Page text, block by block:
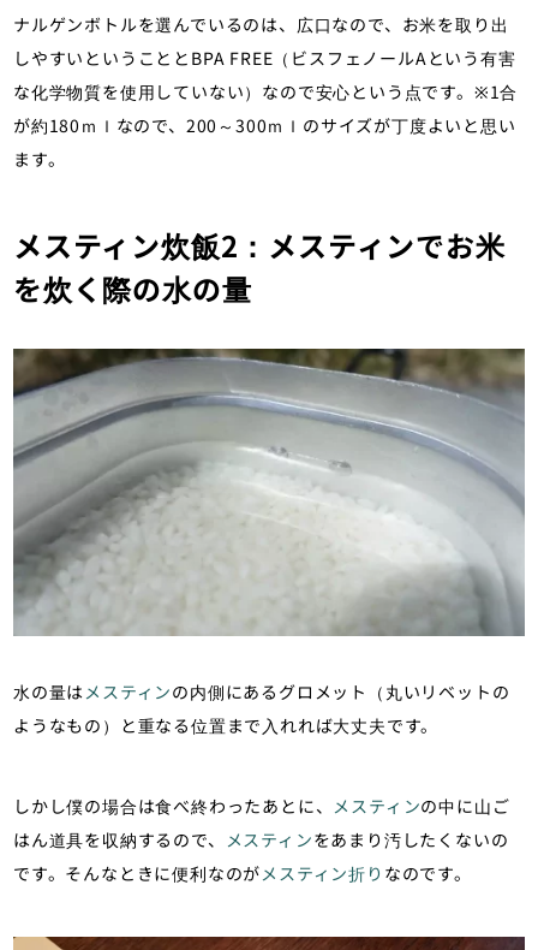
ナルゲンボトルを選んでいるのは、広口なので、お米を取り出
しやすいということとBPA FREE（ビスフェノールAという有害
な化学物質を使用していない）なので安心という点です。※1合
が約180ｍｌなので、200～300ｍｌのサイズが丁度よいと思い
ます。
メスティン炊飯2：メスティンでお米
を炊く際の水の量
水の量はメスティンの内側にあるグロメット（丸いリベットの
ようなもの）と重なる位置まで入れれば大丈夫です。
しかし僕の場合は食べ終わったあとに、 メスティンの中に山ご
はん道具を収納するので、 メスティンをあまり汚したくないの
です。そんなときに便利なのがメスティン折り なのです。